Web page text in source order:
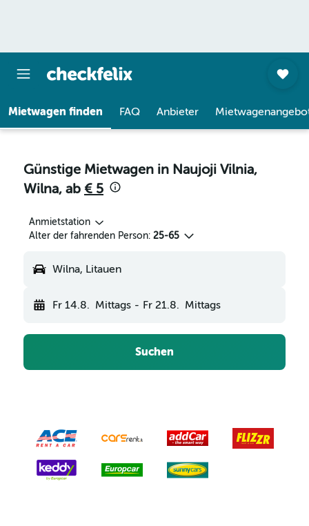
Mietwagen finden FAQ Anbieter
Günstige Mietwagen in Naujoji Vilnia,
Wilna, ab € 5
Anmietstation
Alter der fahrenden Person: 25-65
Wilna, Litauen
Fr 14.8. Mittags - Fr 21.8. Mittags
Suchen